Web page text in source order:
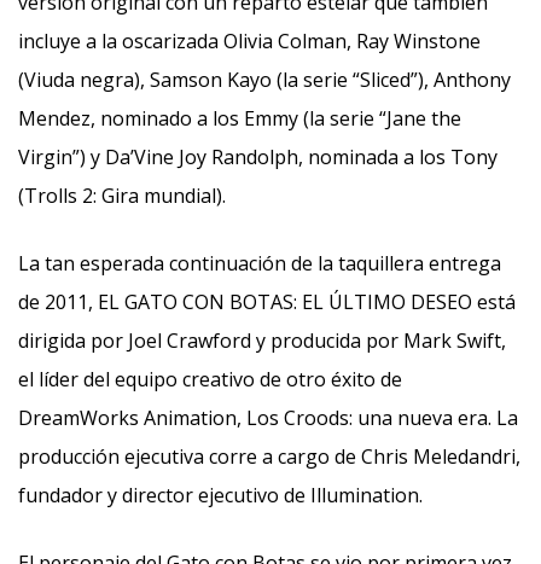
incluye a la oscarizada Olivia Colman, Ray Winstone
(Viuda negra), Samson Kayo (la serie “Sliced”), Anthony
Mendez, nominado a los Emmy (la serie “Jane the
Virgin”) y Da’Vine Joy Randolph, nominada a los Tony
(Trolls 2: Gira mundial).
La tan esperada continuación de la taquillera entrega
de 2011, EL GATO CON BOTAS: EL ÚLTIMO DESEO está
dirigida por Joel Crawford y producida por Mark Swift,
el líder del equipo creativo de otro éxito de
DreamWorks Animation, Los Croods: una nueva era. La
producción ejecutiva corre a cargo de Chris Meledandri,
fundador y director ejecutivo de Illumination.